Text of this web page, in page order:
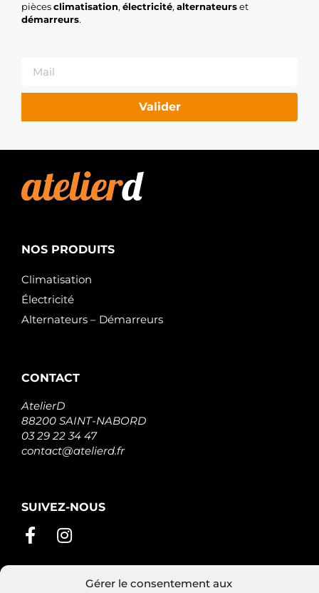
Gérer le consentement aux
piècesclimatisation, électricité, alternateurset
démarreurs.
Valider
NOS PRODUITS
Climatisation
Électricité
Alternateurs – Démarreurs
CONTACT
AtelierD
88200 SAINT-NABORD
03 29 22 34 47
contact@atelierd.fr
SUIVEZ-NOUS